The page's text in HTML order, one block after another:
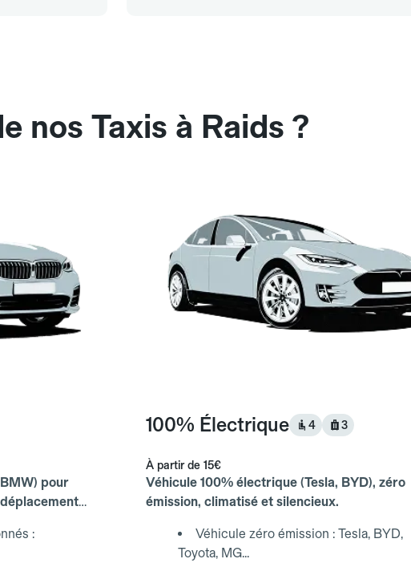
nos Taxis à Raids ?
pour
:
100% Électrique 4 3
À partir de 15€
Véhicule 100% électrique (Tesla, BYD), zéro
émission, climatisé et silencieux.
Véhicule zéro émission : Tesla, BYD,
Toyota, MG...